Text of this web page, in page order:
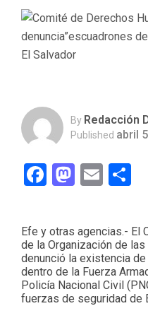
By Redacción
Published abril
Facebook
Email
Efe y otras agencias.- El
de la Organización de
denunció la existencia
dentro de la Fuerza
Policía Nacional Civil
fuerzas de seguridad de